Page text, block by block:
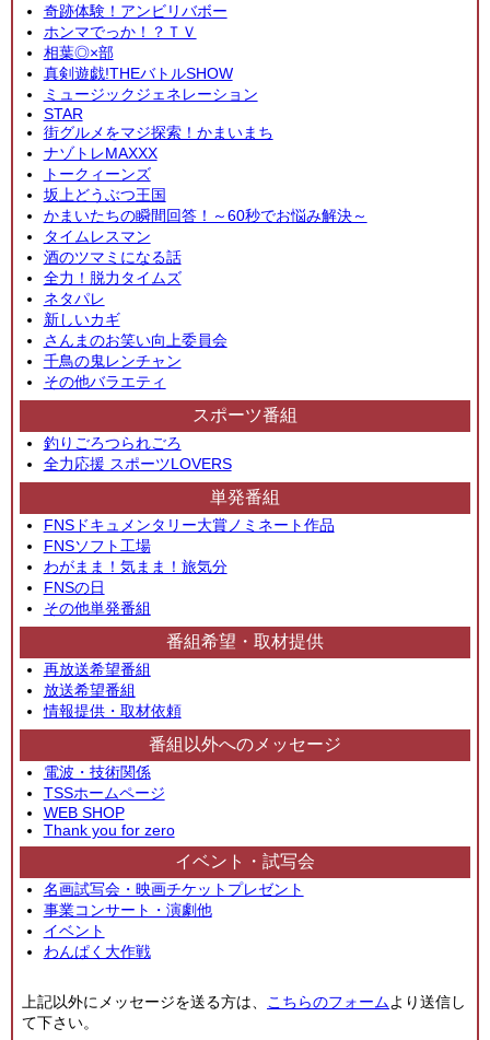
奇跡体験！アンビリバボー
ホンマでっか！？ＴＶ
相葉◎×部
真剣遊戯!THEバトルSHOW
ミュージックジェネレーション
STAR
街グルメをマジ探索！かまいまち
ナゾトレMAXXX
トークィーンズ
坂上どうぶつ王国
かまいたちの瞬間回答！～60秒でお悩み解決～
タイムレスマン
酒のツマミになる話
全力！脱力タイムズ
ネタパレ
新しいカギ
さんまのお笑い向上委員会
千鳥の鬼レンチャン
その他バラエティ
スポーツ番組
釣りごろつられごろ
全力応援 スポーツLOVERS
単発番組
FNSドキュメンタリー大賞ノミネート作品
FNSソフト工場
わがまま！気まま！旅気分
FNSの日
その他単発番組
番組希望・取材提供
再放送希望番組
放送希望番組
情報提供・取材依頼
番組以外へのメッセージ
電波・技術関係
TSSホームページ
WEB SHOP
Thank you for zero
イベント・試写会
名画試写会・映画チケットプレゼント
事業コンサート・演劇他
イベント
わんぱく大作戦
上記以外にメッセージを送る方は、 こちらのフォームより送信し
て下さい。